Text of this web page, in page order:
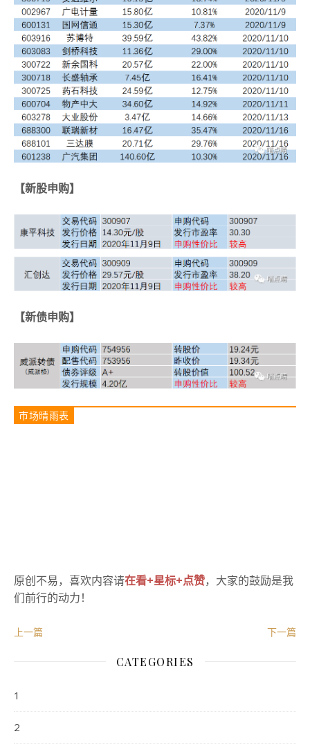
【新股申购】
【新债申购】
市场晴雨表
原创不易，喜欢内容请在看+星标+点赞，大家的鼓励是我
们前行的动力！
上一篇 下一篇
CATEGORIES
1
2